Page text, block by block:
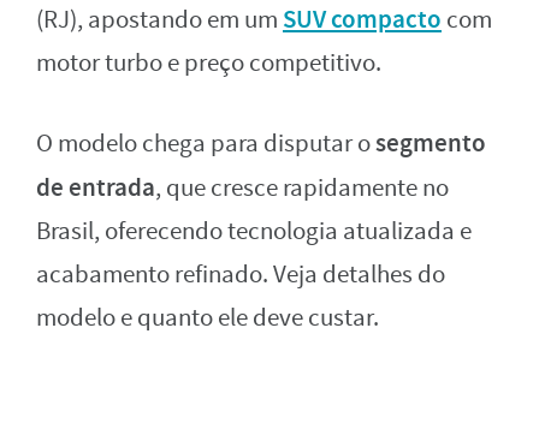
(RJ), apostando em um SUV compacto com
motor turbo e preço competitivo.
O modelo chega para disputar osegmento
de entrada, que cresce rapidamente no
Brasil, oferecendo tecnologia atualizada e
acabamento refinado. Veja detalhes do
modelo e quanto ele deve custar.